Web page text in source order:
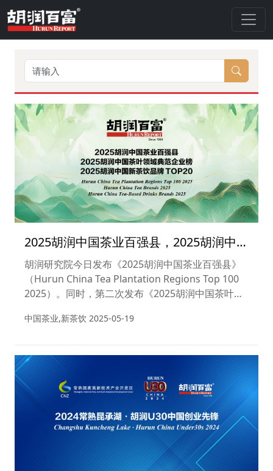
2025胡润中国茶业百强县，2025胡润中国
茶叶领域典范企业榜，2025胡润中国新茶
饮品牌TOP20
胡润研究院今日发布《2025胡润中国茶业百强县》
（Hurun China Tea Plantation Regions Top 100
2025）。同时，第二次发布《2025胡润中国茶叶领
2025）。另外，《2025胡润中国新茶饮品牌
Brands 2025）同期发布。
中国茶业,新茶饮 2025-05-19